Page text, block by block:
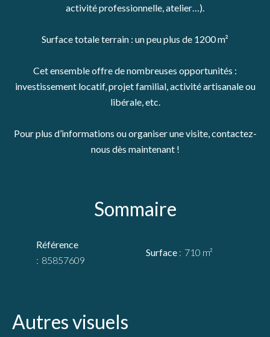
activité professionnelle, atelier…).
Surface totale terrain : un peu plus de 1200 m²
Cet ensemble offre de nombreuses opportunités :
investissement locatif, projet familial, activité artisanale ou
libérale, etc.
Pour plus d’informations ou organiser une visite, contactez-
nous dès maintenant !
Sommaire
Référence
85857609
Surface 710 m²
Autres visuels